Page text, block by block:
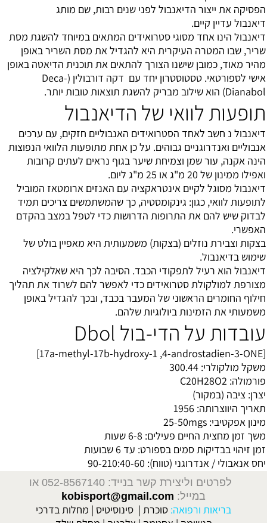
הפסיקה את ייצור הדיאנבול לפני שנים רבות, שם מותג
דיאנבול עדיין קיים.
דיאנבול הינו אחד מסוגי סטרואידים המתאים במיוחד להשגת מסת
שריר, שבו המטרה העיקרית היא להגדיל את מסת השריר באופן
מהיר מאוד, כמובן שישנו הצורך להתאים את תוכנית הדיאטה באופן
אישי לספורטאי. טסטוסטרון יחד עם דקה דורבולין (Deca-
Dianabol) הוא שילוב מבריק להשגת תוצאות טובות יותר.
תופעות לוואי של הדיאנבול
דיאנבול נ חשב לאחד הסטרואידים האנבוליים חזקים, עם ערכים
אנבוליים ואנדרוגניים גבוהים. על כן אחת מתופעות הלוואי הנפוצות
הינה אקנה, עור שמן וצמיחת שיער בגוף נראים לעתים קרובות
ואפילו ממינון של 20 מ"ג או 25 מ"ג ליום.
דיאנבול מסוגל לקיים אינטראקציה עם האנזים ארומטאז המוביל
לתופעות לוואי, כגון: גינקומסטיה, כך שהמשתמשים צריכים תמיד
לבדוק שיש להם את התרופות הדרושות כדי לטפל במצב בהקדם
האפשרי.
בצקות וצבירת נוזלים (בצקות) משמעותית היא מאפיין בולט של
שימוש בדיאנבול.
דיאנבול הוא רעיל לתפקודי הכבד. הסיבה לכך היא שאלקילציה
מצורפת למולקולת סטרואידים כדי לאפשר להם לשרוד את תהליך
חילוף החומרים הראשוני של המעבר בכבד, ובכך להגדיל באופן
משמעותי את הזמינות ביולוגיות שלהם.
עובדות על הדי-בול Dbol
[17a-methyl-17b-hydroxy-1 ,4-androstadien-3-ONE]
משקל מולקולרי: 300.44
פורמולה: C20H28O2
יצרן: ציבה (במקור)
תאריך היווצרותה: 1956
מינון אפקטיבי: 25-50mgs
משך זמן מחצית החיים פעילים: 6-8 שעות
זמן זיהוי בבדיקות סמים בספורט: עד 6 שבועות
יחס אנאבולי / אנדרוגני (טווח): 90-210:40-60
לפרטים וליצירת קשר בנייד: 052-8567140
או
במייל: kobisport@gmail.com
בריאות ורפואה: סוכרת | סינוסיטיס | מחלות בדרכי